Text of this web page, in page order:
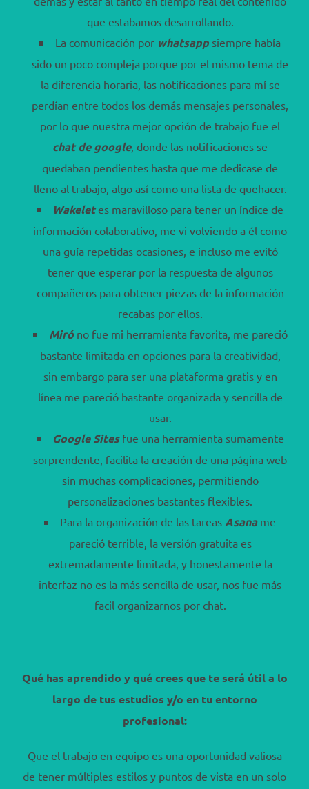
que estabamos desarrollando.
La comunicación por whatsapp siempre había
sido un poco compleja porque por el mismo tema de
la diferencia horaria, las notificaciones para mí se
perdían entre todos los demás mensajes personales,
por lo que nuestra mejor opción de trabajo fue el
chat de google, donde las notificaciones se
quedaban pendientes hasta que me dedicase de
lleno al trabajo, algo así como una lista de quehacer.
Wakelet es maravilloso para tener un índice de
información colaborativo, me vi volviendo a él como
una guía repetidas ocasiones, e incluso me evitó
tener que esperar por la respuesta de algunos
compañeros para obtener piezas de la información
recabas por ellos.
Miró no fue mi herramienta favorita, me pareció
bastante limitada en opciones para la creatividad,
sin embargo para ser una plataforma gratis y en
línea me pareció bastante organizada y sencilla de
usar.
Google Sites fue una herramienta sumamente
sorprendente, facilita la creación de una página web
sin muchas complicaciones, permitiendo
personalizaciones bastantes flexibles.
Para la organización de las tareas Asana me
pareció terrible, la versión gratuita es
extremadamente limitada, y honestamente la
interfaz no es la más sencilla de usar, nos fue más
facil organizarnos por chat.
Qué has aprendido y qué crees que te será útil a lo
largo de tus estudios y/o en tu entorno
profesional:
Que el trabajo en equipo es una oportunidad valiosa
de tener múltiples estilos y puntos de vista en un solo